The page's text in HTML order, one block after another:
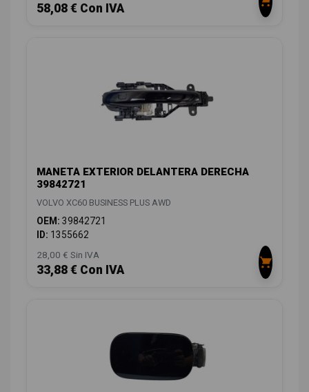
58,08 € Con IVA
MANETA EXTERIOR DELANTERA DERECHA
39842721
VOLVO XC60 BUSINESS PLUS AWD
OEM: 39842721
ID: 1355662
28,00 € Sin IVA
33,88 € Con IVA